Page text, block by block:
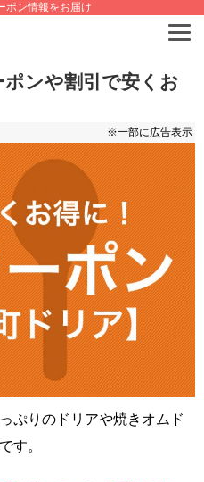
ポン情報をお届け
ンや割引で安くお
※一部に広告表示
ぷりのドリアや焼きオムド
す。